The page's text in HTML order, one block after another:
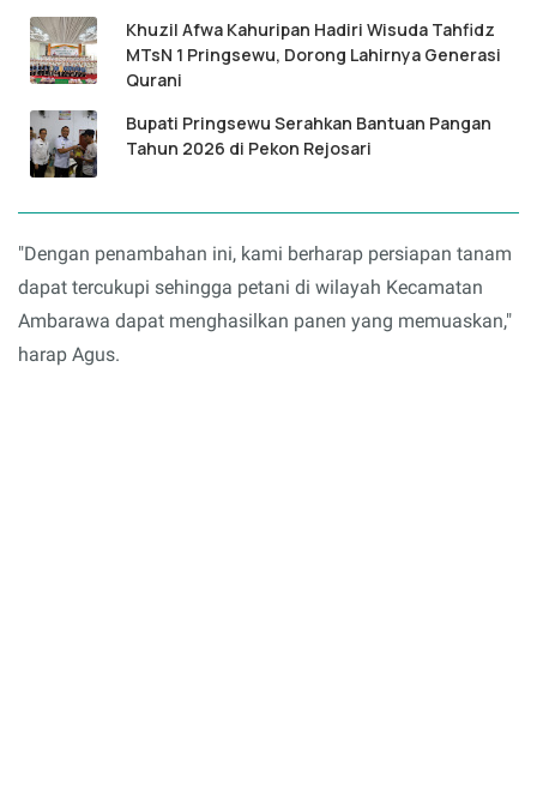
Khuzil Afwa Kahuripan Hadiri Wisuda Tahfidz
MTsN 1 Pringsewu, Dorong Lahirnya Generasi
Qurani
Bupati Pringsewu Serahkan Bantuan Pangan
Tahun 2026 di Pekon Rejosari
"Dengan penambahan ini, kami berharap persiapan tanam
dapat tercukupi sehingga petani di wilayah Kecamatan
Ambarawa dapat menghasilkan panen yang memuaskan,"
harap Agus.